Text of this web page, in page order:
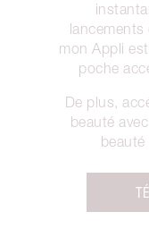
lancements
mon Appli
poche
De plus,
beauté
beauté